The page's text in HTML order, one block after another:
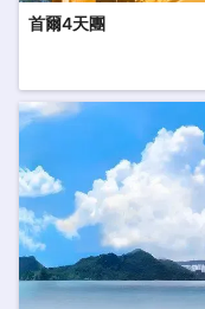
首爾4天團